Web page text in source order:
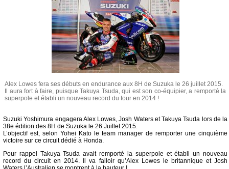
Alex Lowes fera ses débuts en endurance aux 8H de Suzuka le 26 juillet 2015.
Il aura fort à faire, puisque Takuya Tsuda, qui est son co-équipier, a remporté la
superpole et établi un nouveau record du tour en 2014 !
Suzuki Yoshimura engagera Alex Lowes, Josh Waters et Takuya Tsuda lors de la
38e édition des 8H de Suzuka le 26 Juillet 2015.
L’objectif est, selon Yohei Kato le team manager de remporter une cinquième
victoire sur ce circuit dédié à Honda.
Pour rappel Takuya Tsuda avait remporté la superpole et établi un nouveau
record du circuit en 2014. Il va falloir qu’Alex Lowes le britannique et Josh